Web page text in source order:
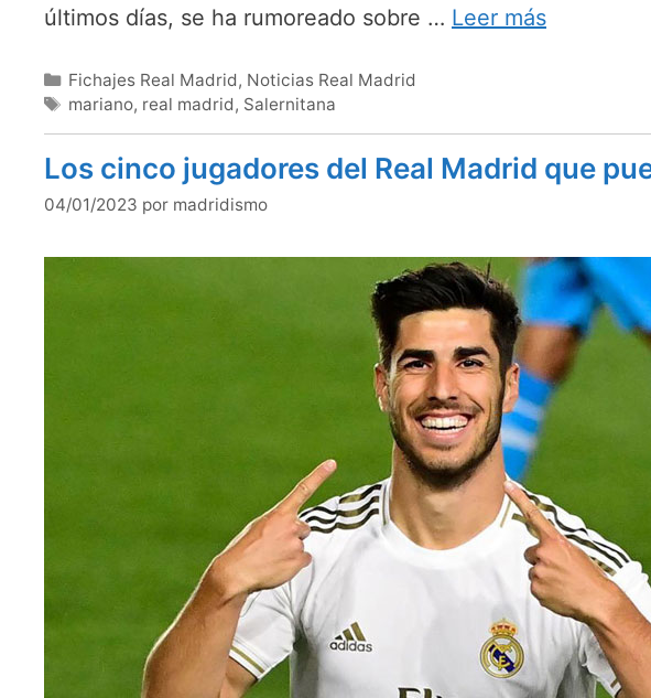
últimos días, se ha rumoreado sobre … Leer más
Categorías
Fichajes Real Madrid, Noticias Real Madrid
Etiquetas
mariano, real madrid, Salernitana
Los cinco jugadores del Real Madrid que
04/01/2023 por madridismo